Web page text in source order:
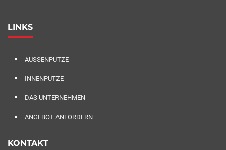
LINKS
AUSSENPUTZE
INNENPUTZE
DAS UNTERNEHMEN
ANGEBOT ANFORDERN
KONTAKT